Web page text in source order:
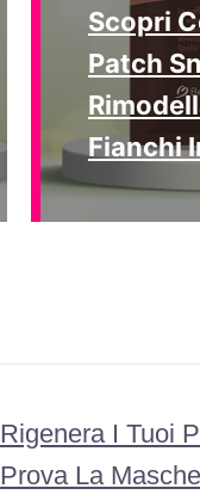
Scopri
Patch
Fianchi
Rigenera I Tuoi
Prova La